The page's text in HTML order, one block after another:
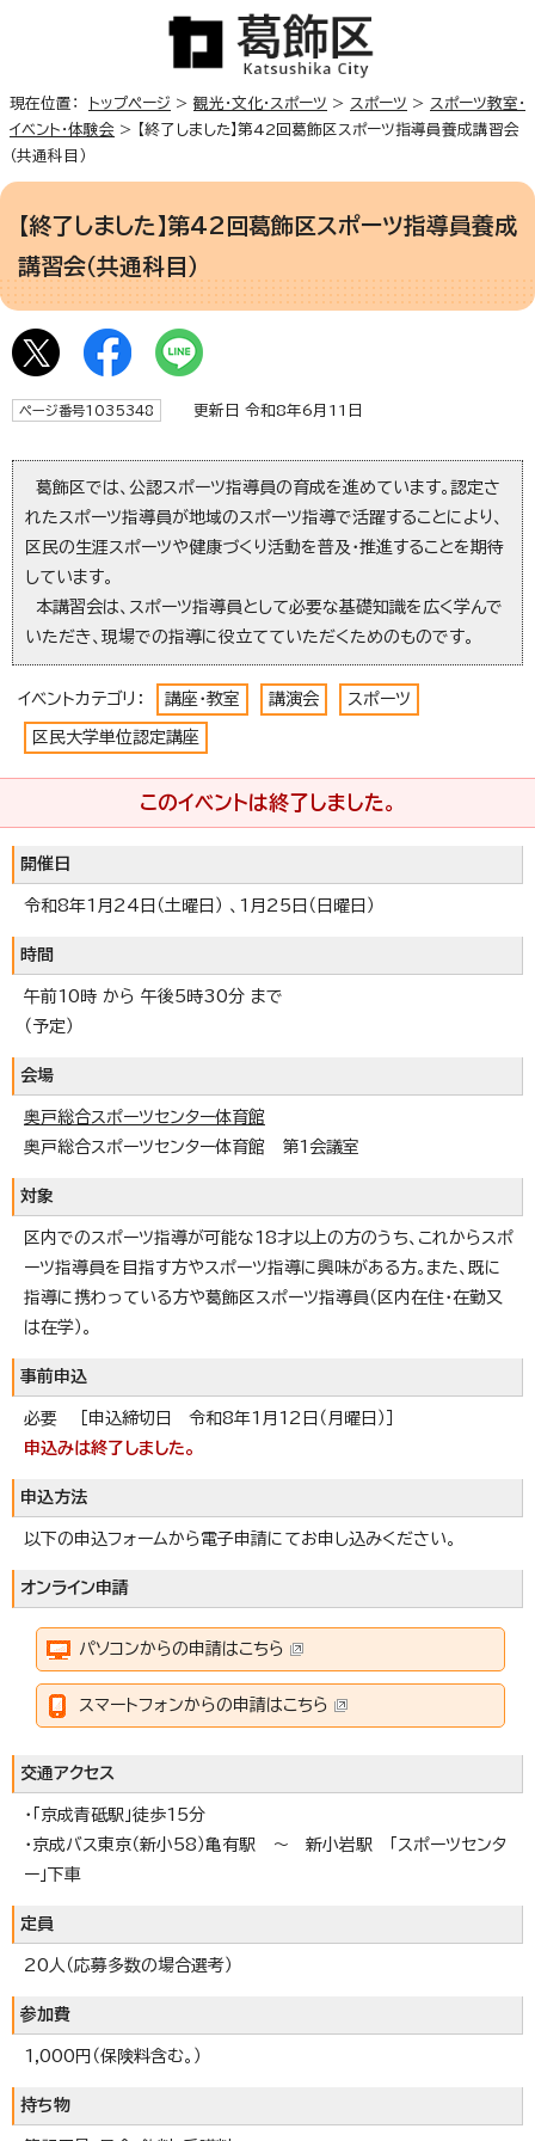
現在位置： トップページ > 観光・文化・スポーツ > スポーツ > スポーツ教室・
イベント・体験会 > 【終了しました】第42回葛飾区スポーツ指導員養成講習会
（共通科目）
【終了しました】第42回葛飾区スポーツ指導員養成
講習会（共通科目）
ページ番号1035348 更新日 令和8年6月11日
葛飾区では、公認スポーツ指導員の育成を進めています。認定さ
れたスポーツ指導員が地域のスポーツ指導で活躍することにより、
区民の生涯スポーツや健康づくり活動を普及・推進することを期待
しています。
本講習会は、スポーツ指導員として必要な基礎知識を広く学んで
いただき、現場での指導に役立てていただくためのものです。
イベントカテゴリ： 講座・教室 講演会 スポーツ
区民大学単位認定講座
このイベントは終了しました。
開催日
令和8年1月24日（土曜日） 、1月25日（日曜日）
時間
午前10時 から 午後5時30分 まで
（予定）
会場
奥戸総合スポーツセンター体育館
奥戸総合スポーツセンター体育館 第1会議室
対象
区内でのスポーツ指導が可能な18才以上の方のうち、これからスポ
ーツ指導員を目指す方やスポーツ指導に興味がある方。また、既に
指導に携わっている方や葛飾区スポーツ指導員（区内在住・在勤又
は在学）。
事前申込
必要 ［申込締切日 令和8年1月12日（月曜日）］
申込みは終了しました。
申込方法
以下の申込フォームから電子申請にてお申し込みください。
オンライン申請
パソコンからの申請はこちら
スマートフォンからの申請はこちら
交通アクセス
・「京成青砥駅」徒歩15分
・京成バス東京（新小58）亀有駅 ～ 新小岩駅 「スポーツセンタ
ー」下車
定員
20人（応募多数の場合選考）
参加費
1,000円（保険料含む。）
持ち物